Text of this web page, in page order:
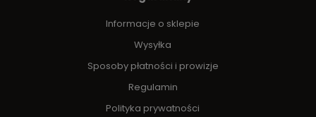
Informacje o sklepie
Wysyłka
Sposoby płatności i prowizje
Regulamin
Polityka prywatności